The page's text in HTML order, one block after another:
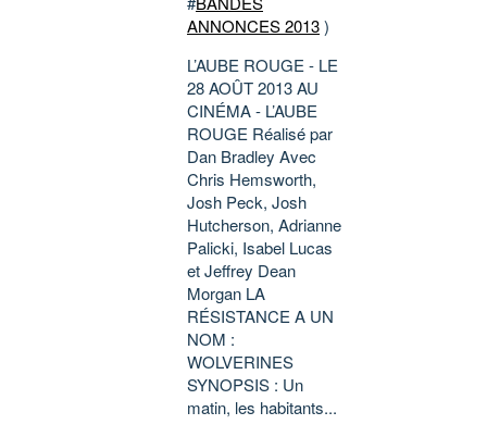
ANNONCES 2013)
L’AUBE ROUGE - LE
28 AOÛT 2013 AU
CINÉMA - L’AUBE
ROUGE Réalisé par
Dan Bradley Avec
Chris Hemsworth,
Josh Peck, Josh
Hutcherson, Adrianne
Palicki, Isabel Lucas
et Jeffrey Dean
Morgan LA
RÉSISTANCE A UN
NOM :
WOLVERINES
SYNOPSIS : Un
matin, les habitants...